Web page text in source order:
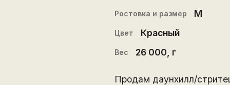
Ростовка и размер M
Цвет Красный
Вес 26 000 , г
Продам даунхилл/